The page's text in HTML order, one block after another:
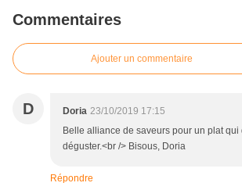
Commentaires
Ajouter un commentaire
D Doria 23/10/2019 17:15
Belle alliance de saveurs pour un plat qui
déguster.<br /> Bisous, Doria
Répondre